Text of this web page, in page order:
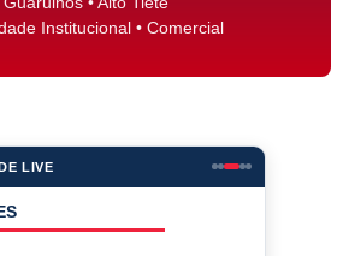
Institucional • Comercial
LIVE